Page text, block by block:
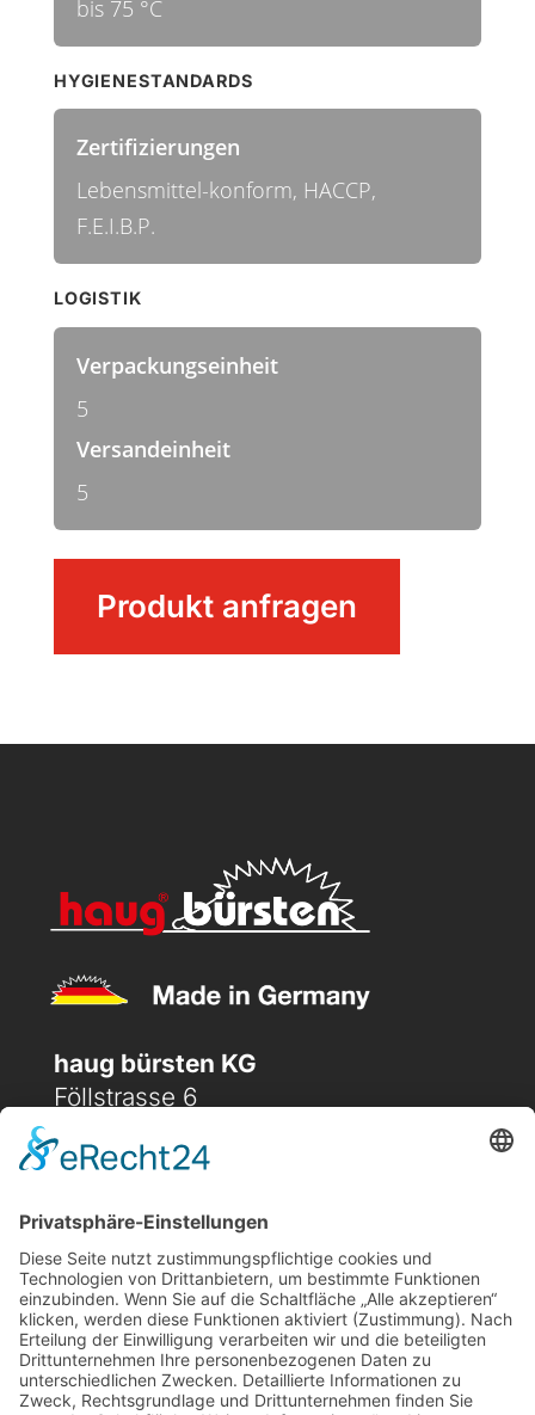
Produkt anfragen
bis 75 °C
HYGIENESTANDARDS
Zertifizierungen
Lebensmittel-konform, HACCP,
F.E.I.B.P.
LOGISTIK
Verpackungseinheit
5
Versandeinheit
5
haug bürsten KG
Föllstrasse 6
D-86343 Königsbrunn
 (+49) 08231 / 96 30 96
 office@haugbuersten.de
Weitere Seiten
Hygienesortiment